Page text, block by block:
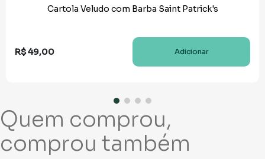
Cartola Veludo com Barba Saint Patrick's
R$49,00 Adicionar
Quem comprou,
comprou também